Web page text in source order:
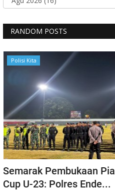
RANDOM POSTS
Polisi Kita
Semarak Pembukaan
Cup U-23: Polres Ende...